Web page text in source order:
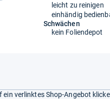
leicht zu reinigen
einhändig
Schwächen
kein Foliendepot
verlinktes Shop-Angebot